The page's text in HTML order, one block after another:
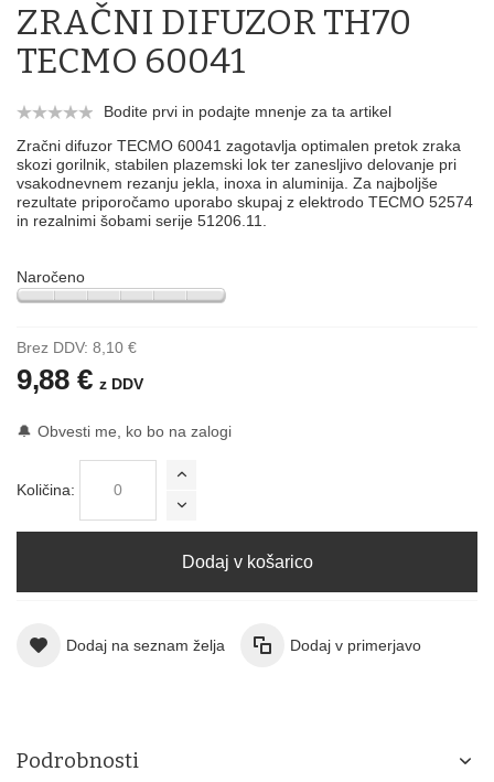
ZRAČNI DIFUZOR TH70
TECMO 60041
Bodite prvi in podajte mnenje za ta artikel
Zračni difuzor TECMO 60041 zagotavlja optimalen pretok zraka
skozi gorilnik, stabilen plazemski lok ter zanesljivo delovanje pri
vsakodnevnem rezanju jekla, inoxa in aluminija. Za najboljše
rezultate priporočamo uporabo skupaj z elektrodo TECMO 52574
in rezalnimi šobami serije 51206.11.
Naročeno
Brez DDV: 8,10 €
9,88 € z DDV
🔔 Obvesti me, ko bo na zalogi
Količina:
Dodaj v košarico
Dodaj na seznam želja Dodaj v primerjavo
Podrobnosti